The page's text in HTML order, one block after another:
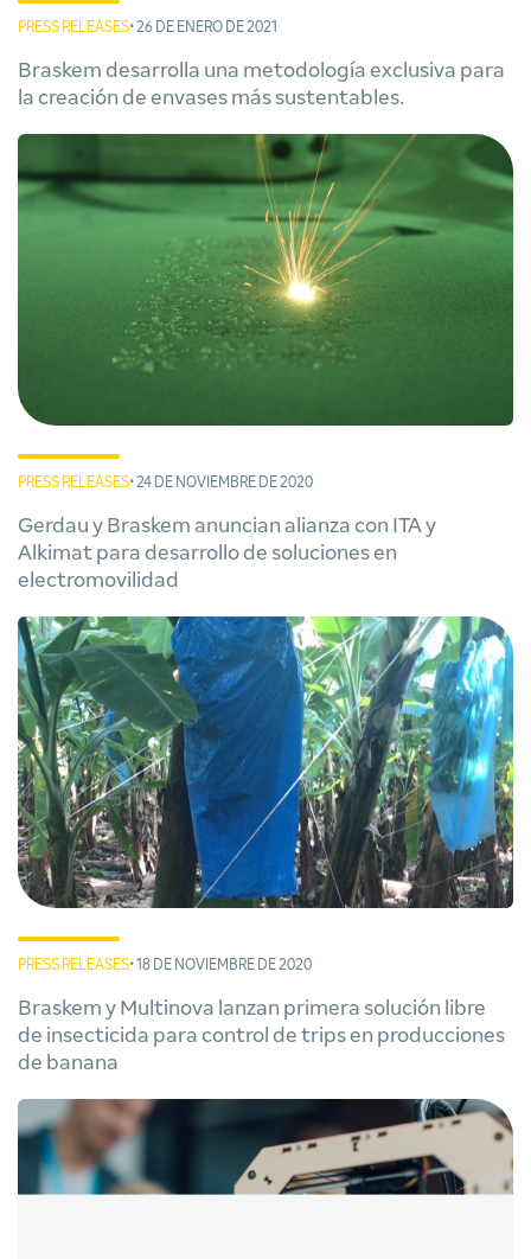
PRESS RELEASES• 26 DE ENERO DE 2021
Braskem desarrolla una metodología exclusiva para
la creación de envases más sustentables.
PRESS RELEASES• 24 DE NOVIEMBRE DE 2020
Gerdau y Braskem anuncian alianza con ITA y
Alkimat para desarrollo de soluciones en
electromovilidad
PRESS RELEASES• 18 DE NOVIEMBRE DE 2020
Braskem y Multinova lanzan primera solución libre
de insecticida para control de trips en producciones
de banana